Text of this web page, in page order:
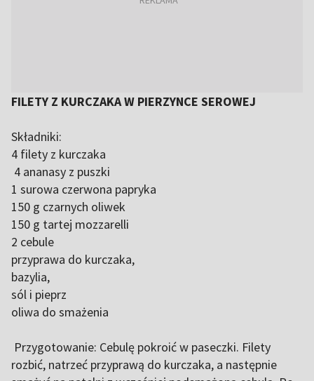
FILETY Z KURCZAKA W PIERZYNCE SEROWEJ
Składniki:
4 filety z kurczaka
4 ananasy z puszki
1 surowa czerwona papryka
150 g czarnych oliwek
150 g tartej mozzarelli
2 cebule
przyprawa do kurczaka,
bazylia,
sól i pieprz
oliwa do smażenia
Przygotowanie: Cebulę pokroić w paseczki. Filety
rozbić, natrzeć przyprawą do kurczaka, a następnie